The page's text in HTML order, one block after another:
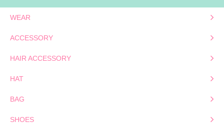
WEAR
ACCESSORY
HAIR ACCESSORY
HAT
BAG
SHOES